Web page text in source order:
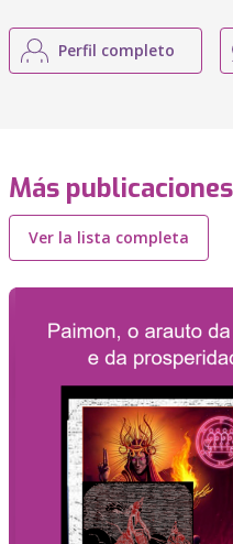
Perfil completo
Más
Ver la lista completa